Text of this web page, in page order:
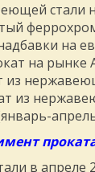
стали
на
на рынке
из
из
в апреле